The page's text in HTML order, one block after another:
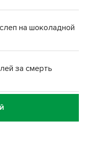
на шоколадной
за смерть
смерть